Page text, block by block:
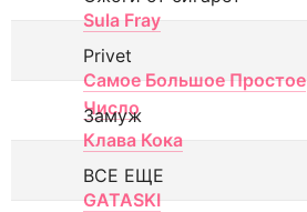
Sula Fray
Privet
Самое Большое Простое
Число
Замуж
Клава Кока
ВСЕ ЕЩЕ
GATASKI